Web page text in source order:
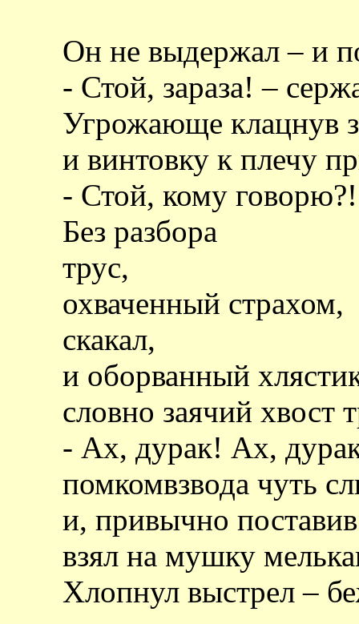
Он не выдержал – и
- Стой, зараза! –
Угрожающе клацнув
и винтовку к плечу
- Стой, кому
Без разбора
трус,
охваченный страхом,
скакал,
и оборванный
словно заячий хвост
- Ах, дурак! Ах,
помкомвзвода чуть
и, привычно
взял на мушку
Хлопнул выстрел –